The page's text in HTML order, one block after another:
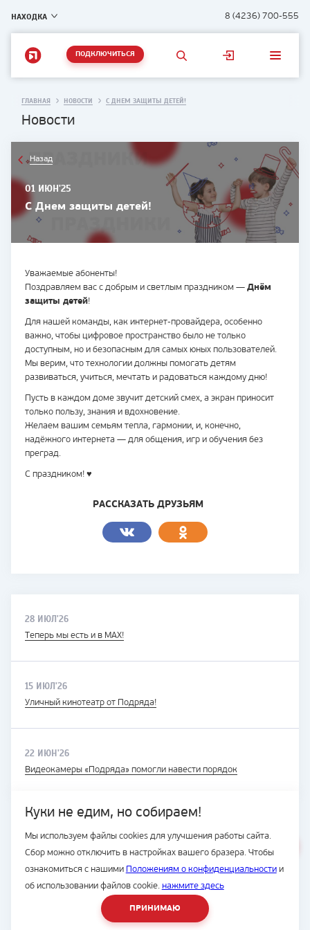
НАХОДКА 8 (4236) 700-555
ПОДКЛЮЧИТЬСЯ
Куки не едим, но собираем!
Мы используем файлы cookies для улучшения работы сайта.
Сбор можно отключить в настройках вашего бразера. Чтобы
ознакомиться с нашими Положениям о конфиденциальностии
об использовании файлов cookie. нажмите здесь
ПРИНИМАЮ
ГЛАВНАЯ НОВОСТИ С ДНЕМ ЗАЩИТЫ ДЕТЕЙ!
Новости
Назад
01 ИЮН'25
С Днем защиты детей!
Уважаемые абоненты!
Поздравляем вас с добрым и светлым праздником — Днём
защиты детей!
Для нашей команды, как интернет-провайдера, особенно
важно, чтобы цифровое пространство было не только
доступным, но и безопасным для самых юных пользователей.
Мы верим, что технологии должны помогать детям
развиваться, учиться, мечтать и радоваться каждому дню!
Пусть в каждом доме звучит детский смех, а экран приносит
только пользу, знания и вдохновение.
Желаем вашим семьям тепла, гармонии, и, конечно,
надёжного интернета — для общения, игр и обучения без
преград.
С праздником! ♥
РАССКАЗАТЬ ДРУЗЬЯМ
28 ИЮЛ'26
Теперь мы есть и в MAX!
15 ИЮЛ'26
Уличный кинотеатр от Подряда!
22 ИЮН'26
Видеокамеры «Подряда» помогли навести порядок
© Подряд, 1997-2026
8 (4236) 700-555